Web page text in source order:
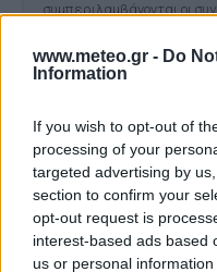
www.meteo.gr - Do
Information
If you wish to opt-out of
processing of your
targeted advertising by
section to confirm your
opt-out request is
interest-based ads based
us or personal
συμπεριλαμβάνονται οι
Το έργο χρηματοδοτήθηκε
και Καινοτομίας (ΕΛΙΔΕΚ)
Έρευνας και Καινοτομίας